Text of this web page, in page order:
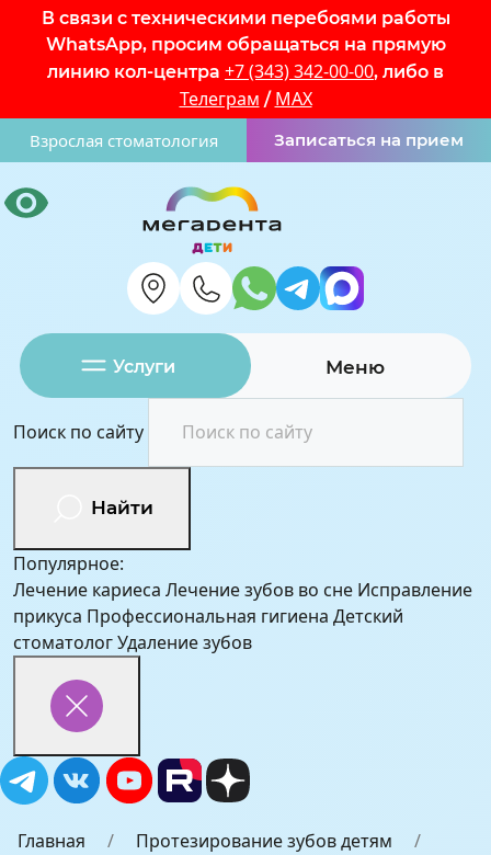
В связи с техническими перебоями работы
WhatsApp, просим обращаться на прямую
линию кол-центра +7 (343) 342-00-00, либо в
Телеграм / MAX
Взрослая стоматология Записаться на прием
Услуги Меню
Поиск по сайту
Найти
Популярное:
Лечение кариеса Лечение зубов во сне Исправление
прикуса Профессиональная гигиена Детский
стоматологУдаление зубов
Главная
Протезирование зубов детям